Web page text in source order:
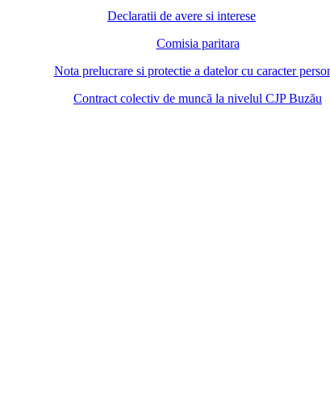
Declaratii de avere si interese
Comisia paritara
Nota prelucrare si protectie a datelor cu caracter
Contract colectiv de muncă la nivelul CJP Buzău